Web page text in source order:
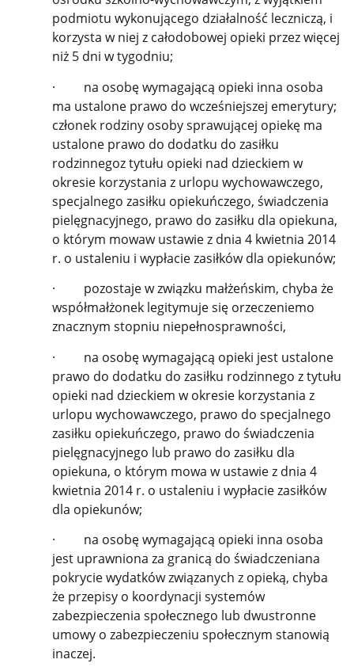
podmiotu wykonującego działalność leczniczą, i
korzysta w niej z całodobowej opieki przez więcej
niż 5 dni w tygodniu;
· na osobę wymagającą opieki inna osoba
ma ustalone prawo do wcześniejszej emerytury;
członek rodziny osoby sprawującej opiekę ma
ustalone prawo do dodatku do zasiłku
rodzinnegoz tytułu opieki nad dzieckiem w
okresie korzystania z urlopu wychowawczego,
specjalnego zasiłku opiekuńczego, świadczenia
pielęgnacyjnego, prawo do zasiłku dla opiekuna,
o którym mowaw ustawie z dnia 4 kwietnia 2014
r. o ustaleniu i wypłacie zasiłków dla opiekunów;
· pozostaje w związku małżeńskim, chyba że
współmałżonek legitymuje się orzeczeniemo
znacznym stopniu niepełnosprawności,
· na osobę wymagającą opieki jest ustalone
prawo do dodatku do zasiłku rodzinnego z tytułu
opieki nad dzieckiem w okresie korzystania z
urlopu wychowawczego, prawo do specjalnego
zasiłku opiekuńczego, prawo do świadczenia
pielęgnacyjnego lub prawo do zasiłku dla
opiekuna, o którym mowa w ustawie z dnia 4
kwietnia 2014 r. o ustaleniu i wypłacie zasiłków
dla opiekunów;
· na osobę wymagającą opieki inna osoba
jest uprawniona za granicą do świadczeniana
pokrycie wydatków związanych z opieką, chyba
że przepisy o koordynacji systemów
zabezpieczenia społecznego lub dwustronne
umowy o zabezpieczeniu społecznym stanowią
inaczej.